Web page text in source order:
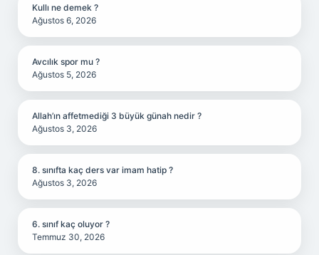
Kullı ne demek ?
Ağustos 6, 2026
Avcılık spor mu ?
Ağustos 5, 2026
Allah’ın affetmediği 3 büyük günah nedir ?
Ağustos 3, 2026
8. sınıfta kaç ders var imam hatip ?
Ağustos 3, 2026
6. sınıf kaç oluyor ?
Temmuz 30, 2026